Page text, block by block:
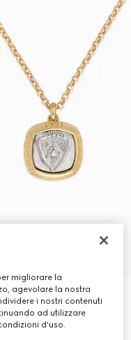
con pendente stemma
migliorare la
agevolare la nostra
i nostri contenuti
ad utilizzare
d'uso.